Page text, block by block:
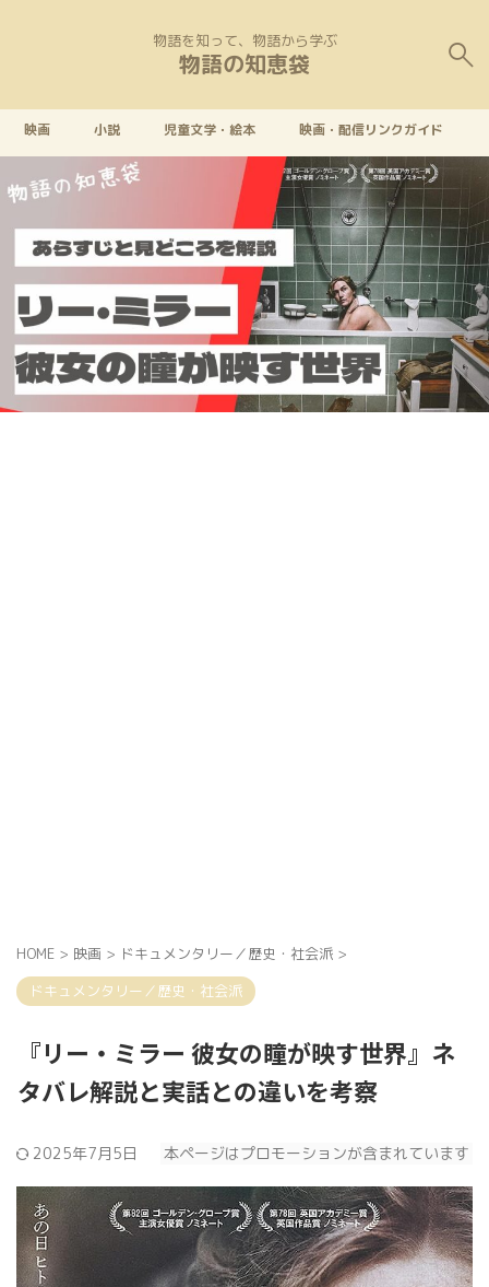
物語を知って、物語から学ぶ
物語の知恵袋
映画 小説 児童文学・絵本 映画・配信リンクガイド
HOME > 映画 > ドキュメンタリー／歴史・社会派 >
ドキュメンタリー／歴史・社会派
『リー・ミラー 彼女の瞳が映す世界』ネ
タバレ解説と実話との違いを考察
2025年7月5日 本ページはプロモーションが含まれています